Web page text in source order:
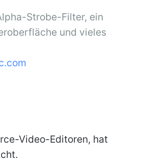
Strobe-Filter, ein
und vieles
Video-Editoren, hat